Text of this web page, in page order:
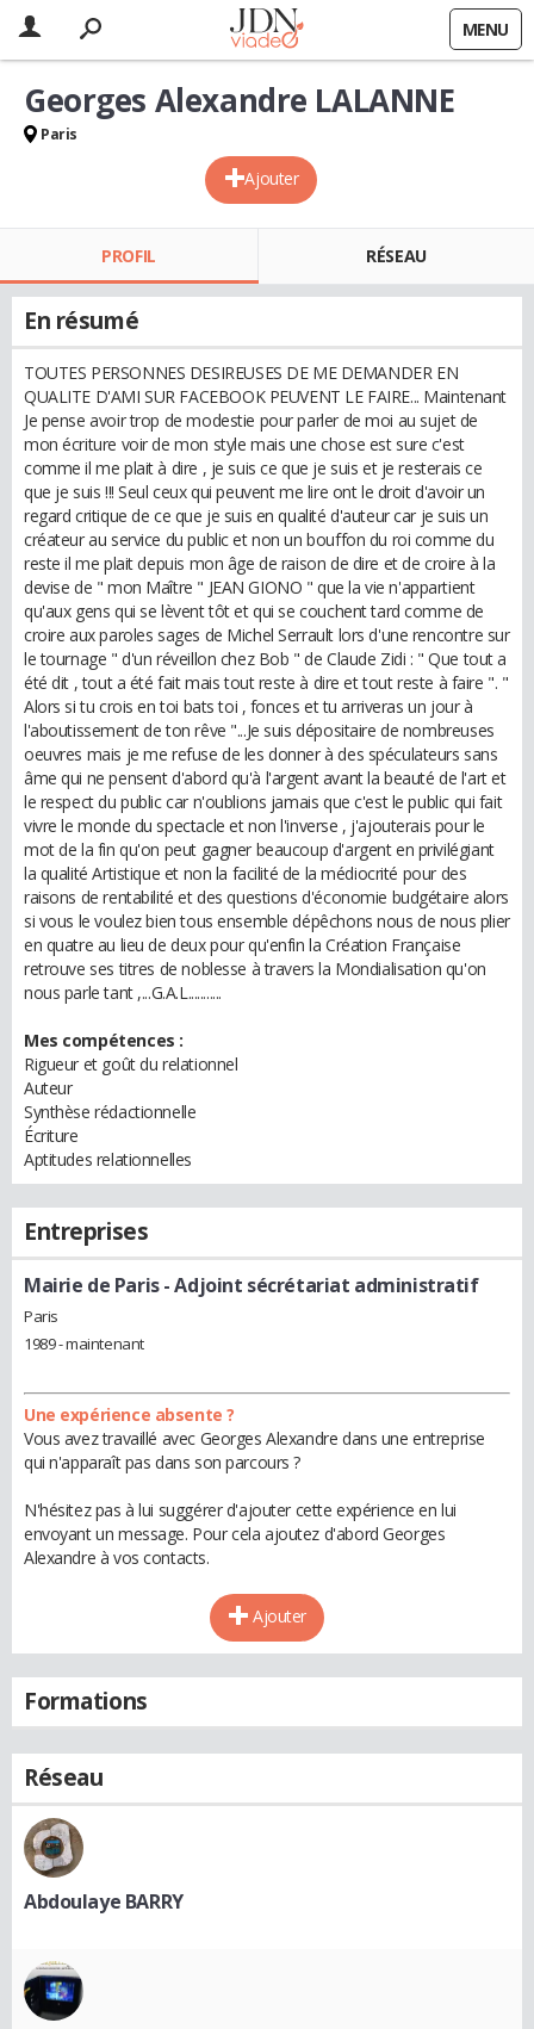
MENU
Ajouter
Georges Alexandre LALANNE
Paris
PROFIL RÉSEAU
En résumé
TOUTES PERSONNES DESIREUSES DE ME DEMANDER EN
QUALITE D'AMI SUR FACEBOOK PEUVENT LE FAIRE... Maintenant
Je pense avoir trop de modestie pour parler de moi au sujet de
mon écriture voir de mon style mais une chose est sure c'est
comme il me plait à dire , je suis ce que je suis et je resterais ce
que je suis !!! Seul ceux qui peuvent me lire ont le droit d'avoir un
regard critique de ce que je suis en qualité d'auteur car je suis un
créateur au service du public et non un bouffon du roi comme du
reste il me plait depuis mon âge de raison de dire et de croire à la
devise de " mon Maître " JEAN GIONO " que la vie n'appartient
qu'aux gens qui se lèvent tôt et qui se couchent tard comme de
croire aux paroles sages de Michel Serrault lors d'une rencontre sur
le tournage " d'un réveillon chez Bob " de Claude Zidi : " Que tout a
été dit , tout a été fait mais tout reste à dire et tout reste à faire ". "
Alors si tu crois en toi bats toi , fonces et tu arriveras un jour à
l'aboutissement de ton rêve "...Je suis dépositaire de nombreuses
oeuvres mais je me refuse de les donner à des spéculateurs sans
âme qui ne pensent d'abord qu'à l'argent avant la beauté de l'art et
le respect du public car n'oublions jamais que c'est le public qui fait
vivre le monde du spectacle et non l'inverse , j'ajouterais pour le
mot de la fin qu'on peut gagner beaucoup d'argent en privilégiant
la qualité Artistique et non la facilité de la médiocrité pour des
raisons de rentabilité et des questions d'économie budgétaire alors
si vous le voulez bien tous ensemble dépêchons nous de nous plier
en quatre au lieu de deux pour qu'enfin la Création Française
retrouve ses titres de noblesse à travers la Mondialisation qu'on
nous parle tant ,...G.A.L...........
Mes compétences :
Rigueur et goût du relationnel
Auteur
Synthèse rédactionnelle
Écriture
Aptitudes relationnelles
Entreprises
Mairie de Paris- Adjoint sécrétariat administratif
Paris
1989 - maintenant
Une expérience absente ?
Vous avez travaillé avec Georges Alexandre dans une entreprise
qui n'apparaît pas dans son parcours ?
N'hésitez pas à lui suggérer d'ajouter cette expérience en lui
envoyant un message. Pour cela ajoutez d'abord Georges
Alexandre à vos contacts.
Ajouter
Formations
Réseau
Abdoulaye BARRY